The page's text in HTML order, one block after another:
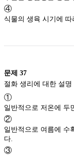
④
식물의 생육 시기에
문제 37
①
일반적으로 저온에 두
②
일반적으로 여름에 수
다.
③